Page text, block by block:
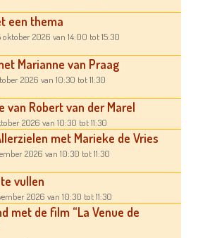
een thema
oktober 2026 van 14:00 tot 15:30
Marianne van Praag
2026 van 10:30 tot 11:30
van Robert van der Marel
2026 van 10:30 tot 11:30
met Marieke de Vries
2026 van 10:30 tot 11:30
vullen
2026 van 10:30 tot 11:30
met de film “La Venue de